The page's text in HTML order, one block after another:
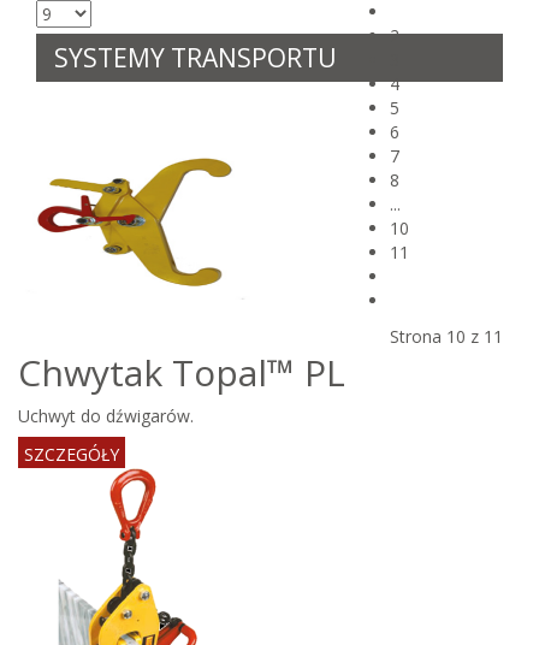
2
4
5
6
7
8
...
10
11
Strona 10 z 11
SYSTEMY TRANSPORTU
Chwytak Topal™ PL
Uchwyt do dźwigarów.
SZCZEGÓŁY